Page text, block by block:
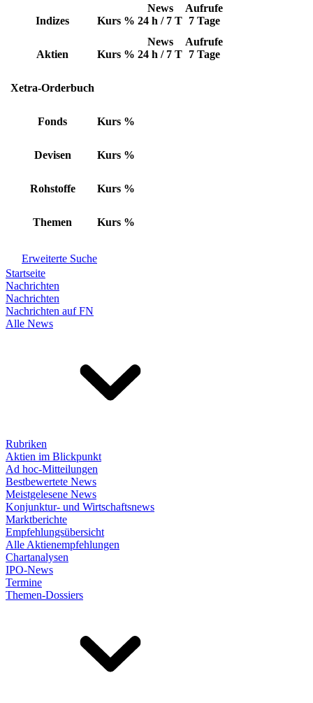
Indizes Kurs %
News
24 h / 7 T
Aufrufe
7 Tage
Aktien Kurs %
News
24 h / 7 T
Aufrufe
7 Tage
Xetra-Orderbuch
Fonds Kurs %
Devisen Kurs %
Rohstoffe Kurs %
Themen Kurs %
Erweiterte Suche
Startseite
Nachrichten
Nachrichten
Nachrichten auf FN
Alle News
Rubriken
Aktien im Blickpunkt
Ad hoc-Mitteilungen
Bestbewertete News
Meistgelesene News
Konjunktur- und Wirtschaftsnews
Marktberichte
Empfehlungsübersicht
Alle Aktienempfehlungen
Chartanalysen
IPO-News
Termine
Themen-Dossiers